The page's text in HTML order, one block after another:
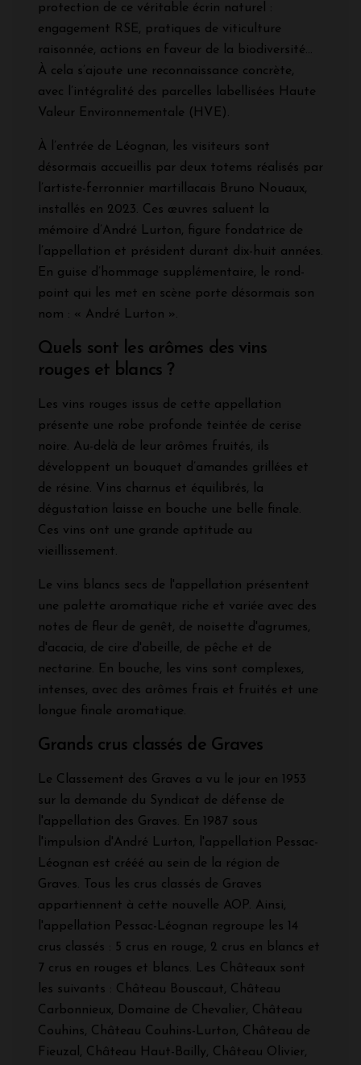
protection de ce véritable écrin naturel :
engagement RSE, pratiques de viticulture
raisonnée, actions en faveur de la biodiversité…
À cela s’ajoute une reconnaissance concrète,
avec l’intégralité des parcelles labellisées Haute
Valeur Environnementale (HVE).
À l’entrée de Léognan, les visiteurs sont
désormais accueillis par deux totems réalisés par
l’artiste-ferronnier martillacais Bruno Nouaux,
installés en 2023. Ces œuvres saluent la
mémoire d’André Lurton, figure fondatrice de
l’appellation et président durant dix-huit années.
En guise d’hommage supplémentaire, le rond-
point qui les met en scène porte désormais son
nom : « André Lurton ».
Quels sont les arômes des vins
rouges et blancs ?
Les vins rouges issus de cette appellation
présente une robe profonde teintée de cerise
noire. Au-delà de leur arômes fruités, ils
développent un bouquet d’amandes grillées et
de résine. Vins charnus et équilibrés, la
dégustation laisse en bouche une belle finale.
Ces vins ont une grande aptitude au
vieillissement.
Le vins blancs secs de l'appellation présentent
une palette aromatique riche et variée avec des
notes de fleur de genêt, de noisette d'agrumes,
d'acacia, de cire d'abeille, de pêche et de
nectarine. En bouche, les vins sont complexes,
intenses, avec des arômes frais et fruités et une
longue finale aromatique.
Grands crus classés de Graves
Le Classement des Graves a vu le jour en 1953
sur la demande du Syndicat de défense de
l'appellation des Graves. En 1987 sous
l'impulsion d'André Lurton, l'appellation Pessac-
Léognan est crééé au sein de la région de
Graves. Tous les crus classés de Graves
appartiennent à cette nouvelle AOP. Ainsi,
l'appellation Pessac-Léognan regroupe les 14
crus classés : 5 crus en rouge, 2 crus en blancs et
7 crus en rouges et blancs. Les Châteaux sont
les suivants : Château Bouscaut, Château
Carbonnieux, Domaine de Chevalier, Château
Couhins, Château Couhins-Lurton, Château de
Fieuzal, Château Haut-Bailly, Château Olivier,